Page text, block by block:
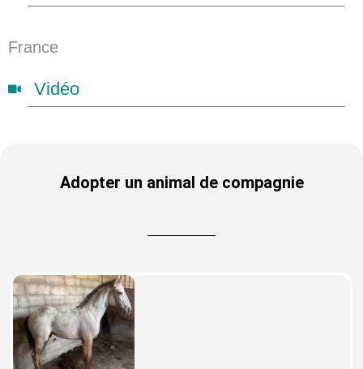
France
Vidéo
Adopter un animal de compagnie